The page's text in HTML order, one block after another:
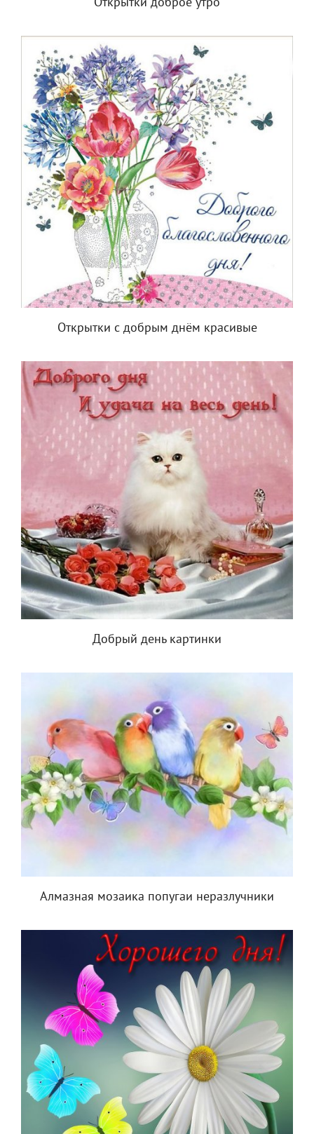
Открытки с добрым днём красивые
Добрый день картинки
Алмазная мозаика попугаи неразлучники